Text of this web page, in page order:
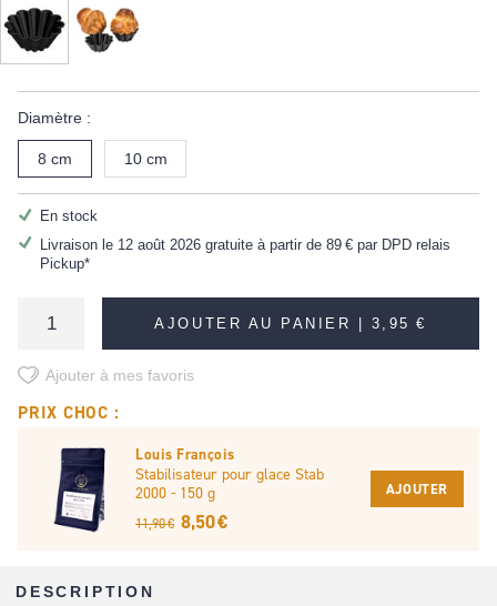
Diamètre :
8 cm 10 cm
En stock
Livraison le 12 août 2026 gratuite à partir de 89 €par DPD relais
Pickup*
AJOUTER AU PANIER | 3,95 €
Ajouter à mes favoris
PRIX CHOC :
Louis François
Stabilisateur pour glace Stab
2000 - 150 g
11,90 € 8,50 €
AJOUTER
DESCRIPTION